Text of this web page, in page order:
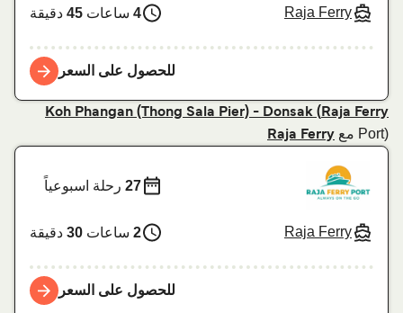
Raja Ferry
4 ساعات45دقيقة
للحصول على السعر
Koh Phangan (Thong Sala Pier) - Donsak (Raja Ferry
Port) مع Raja Ferry
Raja Ferry
27رحلة اسبوعياً
2 ساعات30دقيقة
للحصول على السعر